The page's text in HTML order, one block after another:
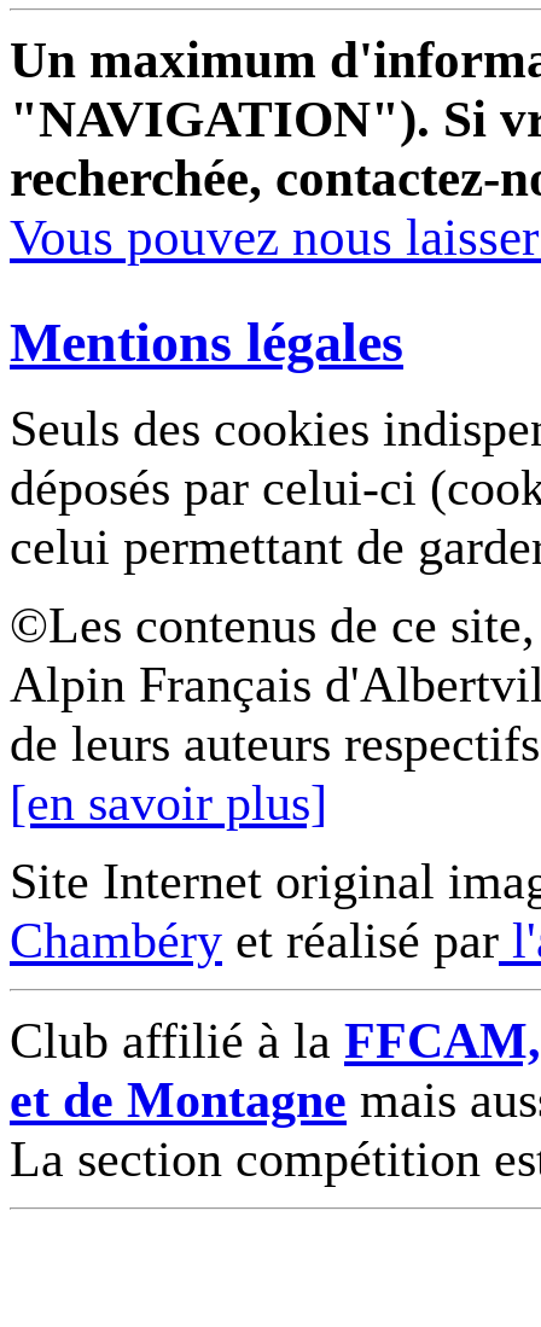
Un maximum
"NAVIGATION"). Si
recherchée, contactez-
Vous pouvez nous
Mentions légales
Seuls des cookies
déposés par celui-ci
celui permettant de
©Les contenus de ce
Alpin Français
de leurs auteurs
[en savoir plus]
Site Internet original
Chambéry et réalisé par
Club affilié à la
et de Montagne mais
La section compétition